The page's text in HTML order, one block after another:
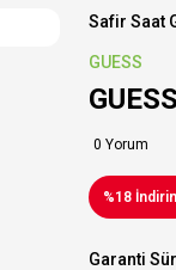
Safir Saat
GUESS
0 Yorum
%18
Garanti